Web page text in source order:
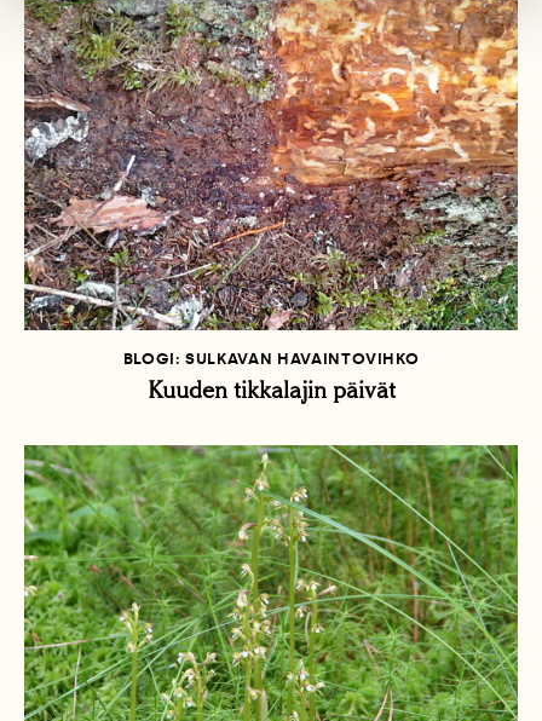
BLOGI: SULKAVAN HAVAINTOVIHKO
Kuuden tikkalajin päivät